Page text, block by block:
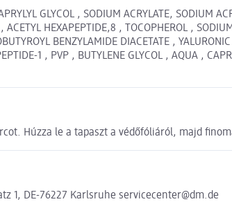
GLYCOL , SODIUM ACRYLATE, SODIUM
ACETYL HEXAPEPTIDE,8 , TOCOPHEROL ,
BENZYLAMIDE DIACETATE ,
1 , PVP , BUTYLENE GLYCOL , AQUA ,
Húzza le a tapaszt a védőfóliáról, majd
1, DE-76227 Karlsruhe servicecenter@dm.de